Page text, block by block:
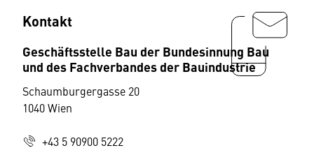
Kontakt
Geschäftsstelle Bau der Bundesinnung Bau
und des Fachverbandes der Bauindustrie
Schaumburgergasse 20
1040 Wien
+43 5 90900 5222